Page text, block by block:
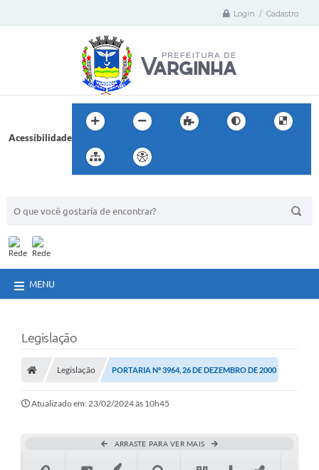
Login / Cadastro
Acessibilidade
MENU
Legislação
Legislação PORTARIA Nº 3964, 26 DE DEZEMBRO DE 2000
Atualizado em: 23/02/2024 às 10h45
ARRASTE PARA VER MAIS